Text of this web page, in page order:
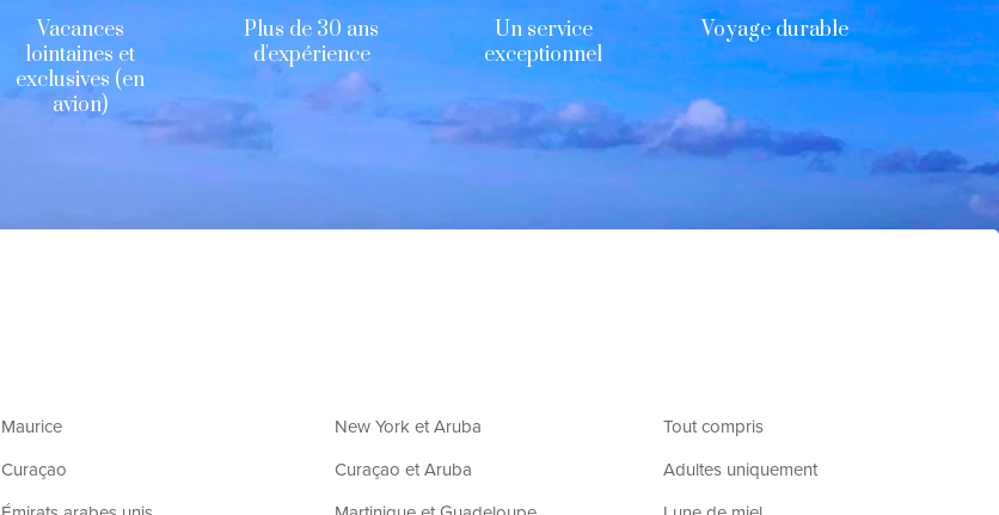
Vacances
lointaines et
exclusives (en
avion)
Plus de 30 ans
d'expérience
Un service
exceptionnel
Voyage durable
Maurice
Curaçao
New York et Aruba
Curaçao et Aruba
Tout compris
Adultes uniquement